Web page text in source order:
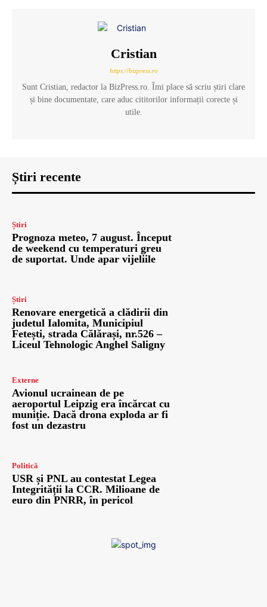
Cristian
https://bizpress.ro
Sunt Cristian, redactor la BizPress.ro. Îmi place să scriu știri clare
și bine documentate, care aduc cititorilor informații corecte și
utile.
Știri recente
Știri
Prognoza meteo, 7 august. Început
de weekend cu temperaturi greu
de suportat. Unde apar vijeliile
Știri
Renovare energetică a clădirii din
judetul Ialomita, Municipiul
Fetești, strada Călărași, nr.526 –
Liceul Tehnologic Anghel Saligny
Externe
Avionul ucrainean de pe
aeroportul Leipzig era încărcat cu
muniție. Dacă drona exploda ar fi
fost un dezastru
Politică
USR și PNL au contestat Legea
Integrității la CCR. Milioane de
euro din PNRR, în pericol